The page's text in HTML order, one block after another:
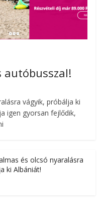
vágyik, próbálja ki
igen gyorsan fejlődik,
és olcsó nyaralásra
ki Albániát!